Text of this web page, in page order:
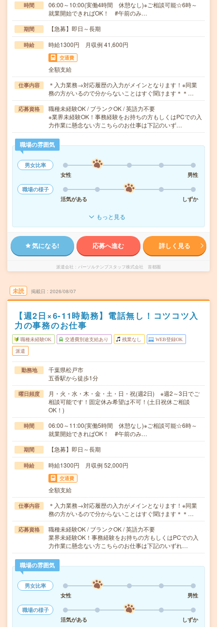
時間
06:00～10:00(実働4時間 休憩なし)※ご相談可能☆6時～
就業開始できればOK！ #午前のみ…
期間 【急募】即日～長期
時給 時給1300円 月収例 41,600円
交通費
全額支給
仕事内容
＊入力業務→対応履歴の入力がメインとなります！※同業
務の方がいるので分からないことはすぐ聞けます＊＊…
応募資格
職種未経験OK / ブランクOK / 英語力不要
※業界未経験OK！事務経験をお持ちの方もしくはPCでの入
力作業に懸念ない方こちらのお仕事は下記のいず…
職場の雰囲気
男女比率
女性
男性
職場の様子
活気がある
しずか
もっと見る
気になる! 応募へ進む 詳しく見る
派遣会社 パーソルテンプスタッフ株式会社 首都圏
未読 掲載日 2026/08/07
【週2日×6-11時勤務】電話無し！コツコツ入
力の事務のお仕事
職種未経験OK 交通費別途支給あり 残業なし WEB登録OK
派遣
勤務地
千葉県松戸市
五香駅から徒歩1分
曜日頻度
月・火・水・木・金・土・日・祝(週2日) ※週2～3日でご
相談可能です！固定休み希望は不可！(土日祝休ご相談
OK！)
時間
06:00～11:00(実働5時間 休憩なし)※ご相談可能☆6時～
就業開始できればOK！ #午前のみ…
期間 【急募】即日～長期
時給 時給1300円 月収例 52,000円
交通費
全額支給
仕事内容
＊入力業務→対応履歴の入力がメインとなります！※同業
務の方がいるので分からないことはすぐ聞けます＊＊…
応募資格
職種未経験OK / ブランクOK / 英語力不要
業界未経験OK！事務経験をお持ちの方もしくはPCでの入
力作業に懸念ない方こちらのお仕事は下記のいずれ…
職場の雰囲気
男女比率
女性
男性
職場の様子
活気がある
しずか